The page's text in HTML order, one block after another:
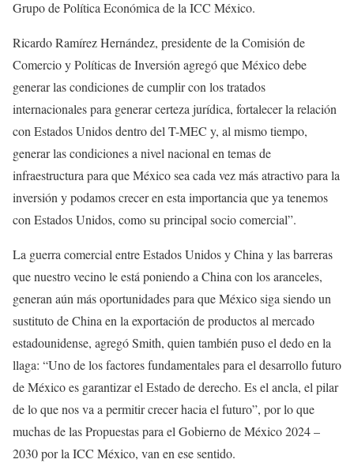
Grupo de Política Económica de la ICC México.
Ricardo Ramírez Hernández, presidente de la Comisión de
Comercio y Políticas de Inversión agregó que México debe
generar las condiciones de cumplir con los tratados
internacionales para generar certeza jurídica, fortalecer la relación
con Estados Unidos dentro del T-MEC y, al mismo tiempo,
generar las condiciones a nivel nacional en temas de
infraestructura para que México sea cada vez más atractivo para la
inversión y podamos crecer en esta importancia que ya tenemos
con Estados Unidos, como su principal socio comercial”.
La guerra comercial entre Estados Unidos y China y las barreras
que nuestro vecino le está poniendo a China con los aranceles,
generan aún más oportunidades para que México siga siendo un
sustituto de China en la exportación de productos al mercado
estadounidense, agregó Smith, quien también puso el dedo en la
llaga: “Uno de los factores fundamentales para el desarrollo futuro
de México es garantizar el Estado de derecho. Es el ancla, el pilar
de lo que nos va a permitir crecer hacia el futuro”, por lo que
muchas de las Propuestas para el Gobierno de México 2024 –
2030 por la ICC México, van en ese sentido.